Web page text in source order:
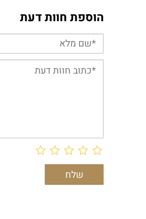
הוספת חוות דעת